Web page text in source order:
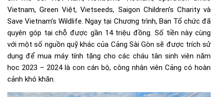
Vietnam, Green Việt, Vietseeds, Saigon Children’s Charity và
Save Vietnam’s Wildlife. Ngay tại Chương trình, Ban Tổ chức đã
quyên góp tại chỗ được gần 14 triệu đồng. Số tiền này cùng
với một số nguồn quỹ khác của Cảng Sài Gòn sẽ được trích sử
dụng để mua máy tính tặng cho các cháu tân sinh viên năm
học 2023 – 2024 là con cán bộ, công nhân viên Cảng có hoàn
cảnh khó khăn.